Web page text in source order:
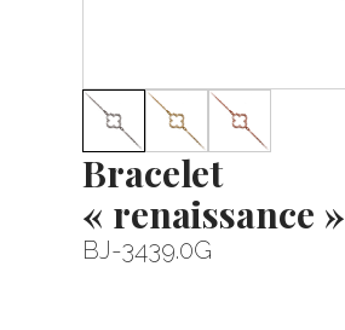
Bracelet
« renaissance »
BJ-3439.0G